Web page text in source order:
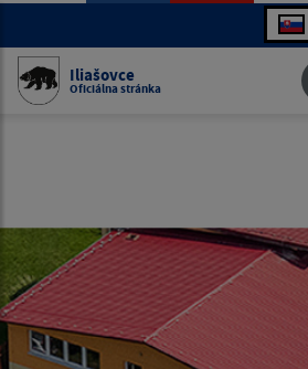
Iliašovce
Oficiálna stránka